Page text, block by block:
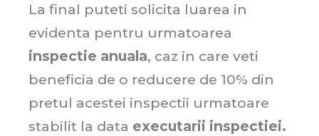
La final puteti solicita luarea in
evidenta pentru urmatoarea
inspectie anuala, caz in care veti
beneficia de o reducere de 10% din
pretul acestei inspectii urmatoare
stabilit la data executarii inspectiei.